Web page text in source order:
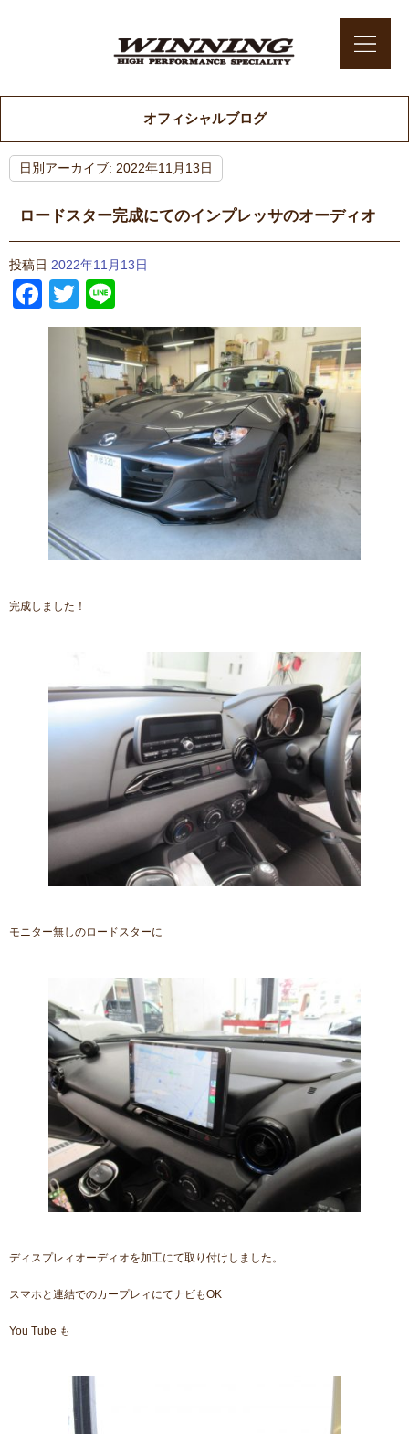
オフィシャルブログ
日別アーカイブ: 2022年11月13日
ロードスター完成にてのインプレッサのオーディオ
投稿日 2022年11月13日
Facebook
Twitter
完成しました！
モニター無しのロードスターに
ディスプレィオーディオを加工にて取り付けしました。
スマホと連結でのカープレィにてナビもOK
You Tube も